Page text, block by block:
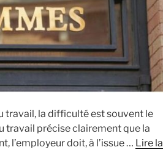
travail, la difficulté est souvent le
travail précise clairement que la
l’employeur doit, à l’issue … Lire la